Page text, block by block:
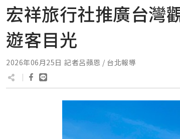
宏祥旅行社推廣台灣
遊客目光
2026年06月25日 記者呂蘋恩 / 台北報導